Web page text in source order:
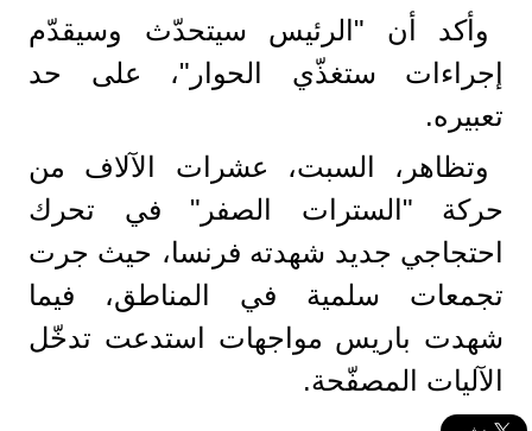
وأكد أن "الرئيس سيتحدّث وسيقدّم
إجراءات ستغذّي الحوار"، على حد
تعبيره.
وتظاهر، السبت، عشرات الآلاف من
حركة "السترات الصفر" في تحرك
احتجاجي جديد شهدته فرنسا، حيث جرت
تجمعات سلمية في المناطق، فيما
شهدت باريس مواجهات استدعت تدخّل
الآليات المصفّحة.